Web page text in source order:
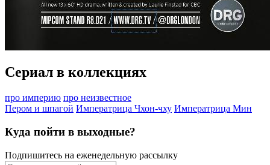
Сериал в коллекциях
про империю про неизвестное
Пером и шпагой Императрица Чхон-чху Императрица Мин
Куда пойти в выходные?
Подпишитесь на еженедельную рассылку